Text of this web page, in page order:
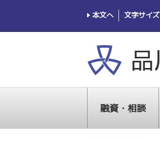
本文へ 文字サイズ
融資・相談